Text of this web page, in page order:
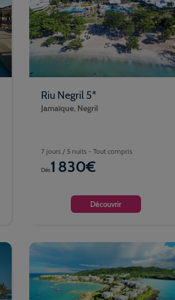
Riu Negril 5*
Jamaïque, Negril
7 jours / 5 nuits - Tout compris
Dès1 830€
Découvrir